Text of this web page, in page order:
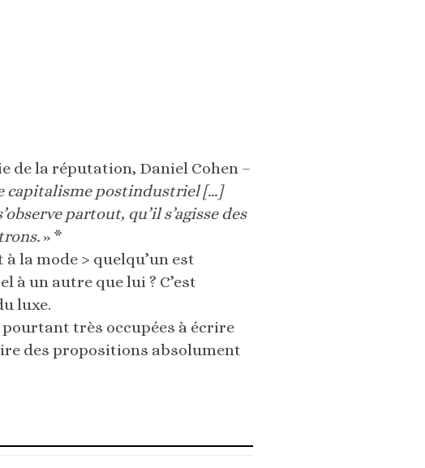
de la réputation, Daniel Cohen –
capitalisme postindustriel […]
partout, qu’il s’agisse des
» *
la mode > quelqu’un est
à un autre que lui ? C’est
luxe.
très occupées à écrire
des propositions absolument